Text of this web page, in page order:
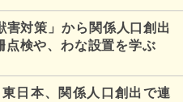
害対策」から関係人口創出
点検や、わな設置を学ぶ
日本、関係人口創出で連